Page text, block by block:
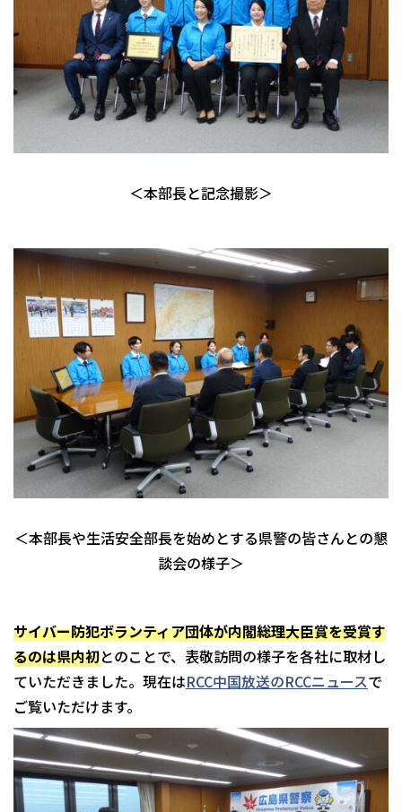
＜本部長と記念撮影＞
＜本部長や生活安全部長を始めとする県警の皆さんとの懇
談会の様子＞
サイバー防犯ボランティア団体が内閣総理大臣賞を受賞す
るのは県内初とのことで、表敬訪問の様子を各社に取材し
ていただきました。現在はRCC中国放送のRCCニュースで
ご覧いただけます。